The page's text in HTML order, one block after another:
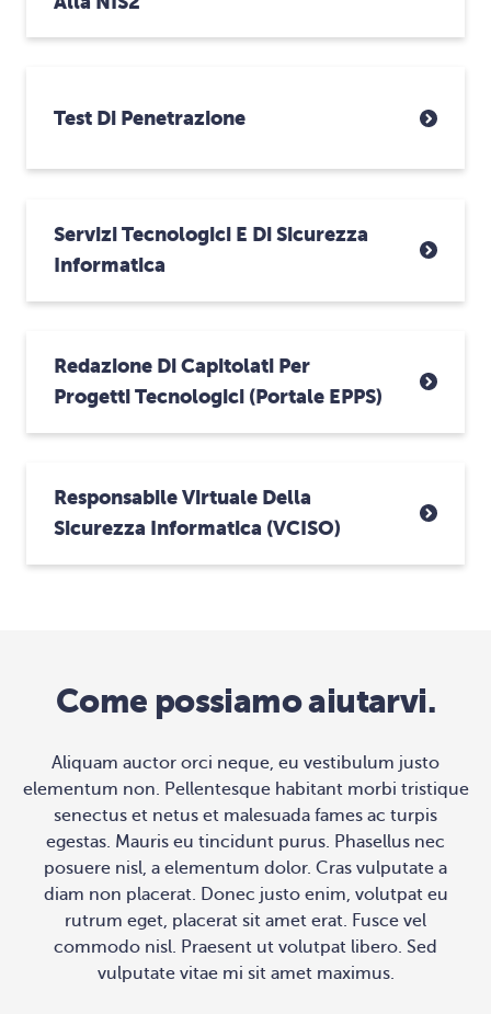
Test Di Penetrazione
Servizi Tecnologici E Di Sicurezza
Informatica
Redazione Di Capitolati Per
Progetti Tecnologici (portale EPPS)
Responsabile Virtuale Della
Sicurezza Informatica (vCISO)
Come possiamo aiutarvi.
Aliquam auctor orci neque, eu vestibulum justo
elementum non. Pellentesque habitant morbi tristique
senectus et netus et malesuada fames ac turpis
egestas. Mauris eu tincidunt purus. Phasellus nec
posuere nisl, a elementum dolor. Cras vulputate a
diam non placerat. Donec justo enim, volutpat eu
rutrum eget, placerat sit amet erat. Fusce vel
commodo nisl. Praesent ut volutpat libero. Sed
vulputate vitae mi sit amet maximus.